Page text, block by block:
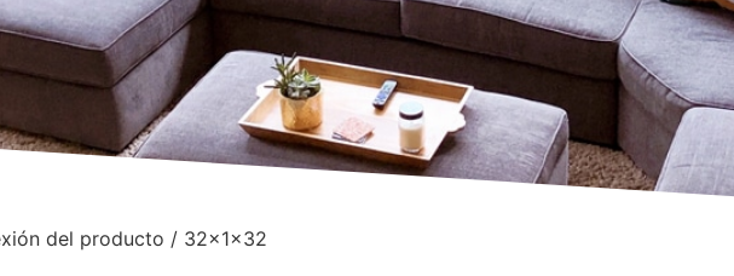
del producto / 32x1x32